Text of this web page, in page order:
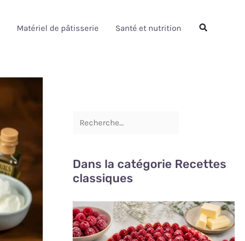
Matériel de pâtisserie Santé et nutrition Rechercher
Dans la catégorie Recettes
classiques